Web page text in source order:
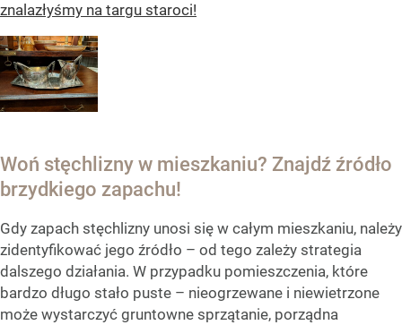
znalazłyśmy na targu staroci!
Woń stęchlizny w mieszkaniu? Znajdź źródło
brzydkiego zapachu!
Gdy zapach stęchlizny unosi się w całym mieszkaniu, należy
zidentyfikować jego źródło – od tego zależy strategia
dalszego działania. W przypadku pomieszczenia, które
bardzo długo stało puste – nieogrzewane i niewietrzone
może wystarczyć gruntowne sprzątanie, porządna